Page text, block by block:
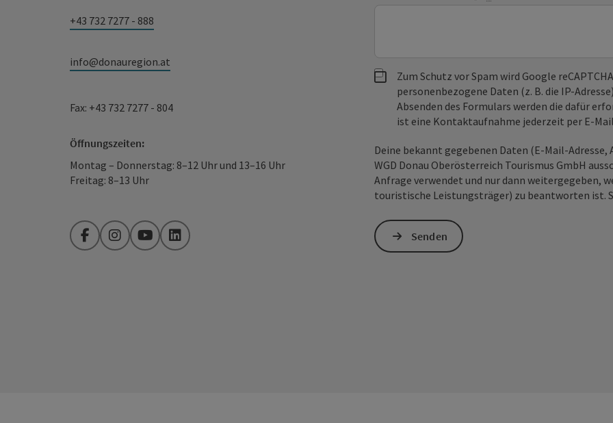
+43 732 7277 - 888
info@donauregion.at
Fax: +43 732 7277 - 804
Öffnungszeiten:
Montag – Donnerstag: 8–12 Uhr und 13–16 Uhr
Freitag: 8–13 Uhr
FacebookInstagramYouTubeLinkedIn
Zum Schutz vor Spam wird Google
personenbezogene Daten (z. B. die IP-
Absenden des Formulars werden die dafür
ist eine Kontaktaufnahme jederzeit per E-
Deine bekannt gegebenen Daten (E-Mail-
WGD Donau Oberösterreich Tourismus GmbH
Anfrage verwendet und nur dann weitergegeben,
touristische Leistungsträger) zu beantworten ist.
Senden